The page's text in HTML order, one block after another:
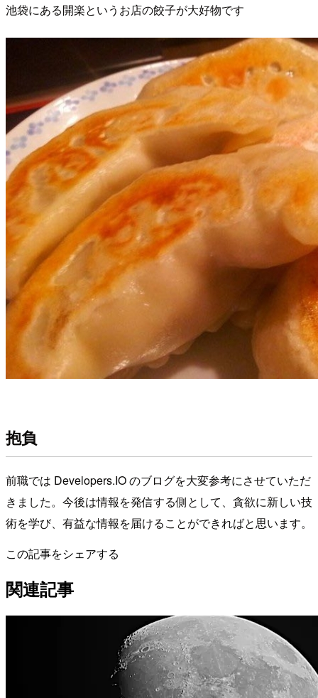
池袋にある開楽というお店の餃子が大好物です
抱負
前職では Developers.IO のブログを大変参考にさせていただ
きました。今後は情報を発信する側として、貪欲に新しい技
術を学び、有益な情報を届けることができればと思います。
この記事をシェアする
関連記事